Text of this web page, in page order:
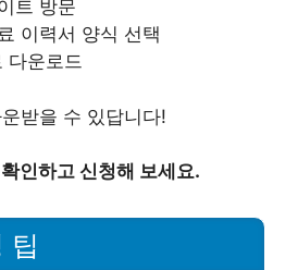
트 방문
이력서 양식 선택
다운로드
받을 수 있답니다!
인하고 신청해 보세요.
팁